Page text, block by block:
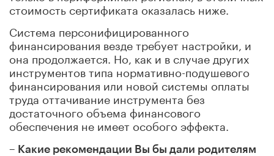
стоимость сертификата оказалась ниже.
Система персонифицированного
финансирования везде требует настройки, и
она продолжается. Но, как и в случае других
инструментов типа нормативно-подушевого
финансирования или новой системы оплаты
труда оттачивание инструмента без
достаточного объема финансового
обеспечения не имеет особого эффекта.
– Какие рекомендации Вы бы дали родителям